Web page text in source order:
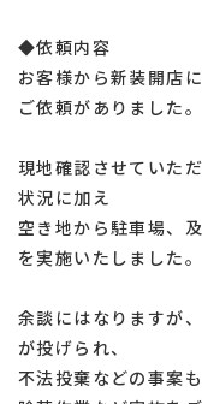
◆依頼内容
お客様から新装開店
ご依頼がありました。
現地確認させていた
状況に加え
空き地から駐車場、
を実施いたしました。
余談にはなりますが
が投げられ、
不法投棄などの事案